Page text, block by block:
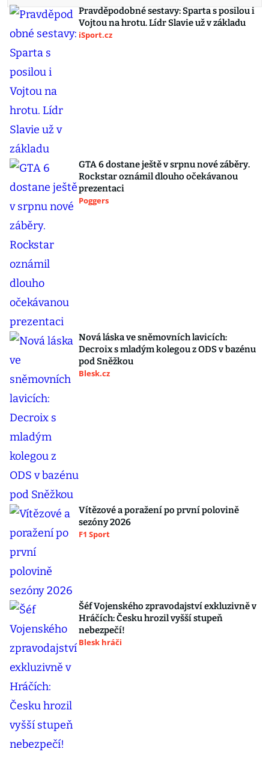
Pravděpodobné sestavy: Sparta s posilou i
Vojtou na hrotu. Lídr Slavie už v základu
iSport.cz
GTA 6 dostane ještě v srpnu nové záběry.
Rockstar oznámil dlouho očekávanou
prezentaci
Poggers
Nová láska ve sněmovních lavicích:
Decroix s mladým kolegou z ODS v bazénu
pod Sněžkou
Blesk.cz
Vítězové a poražení po první polovině
sezóny 2026
F1 Sport
Šéf Vojenského zpravodajství exkluzivně v
Hráčích: Česku hrozil vyšší stupeň
nebezpečí!
Blesk hráči